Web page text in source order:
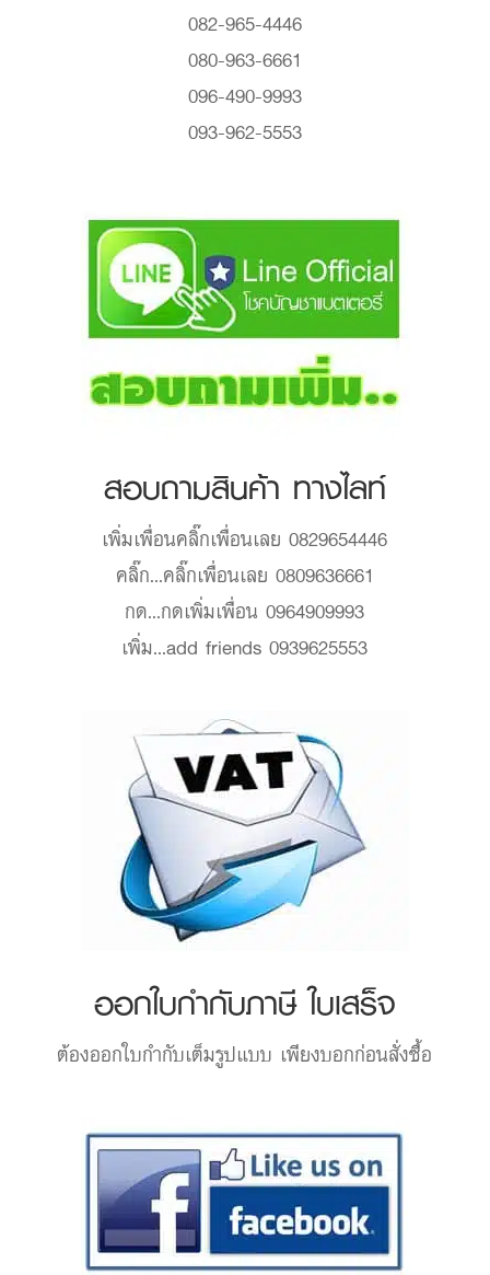
082-965-4446
080-963-6661
096-490-9993
093-962-5553
สอบถามสินค้า ทางไลท์
เพิ่มเพื่อนคลิ๊กเพื่อนเลย 0829654446
คลิ๊ก...คลิ๊กเพื่อนเลย 0809636661
กด...กดเพิ่มเพื่อน 0964909993
เพิ่ม...add friends 0939625553
ออกใบกำกับภาษี ใบเสร็จ
ต้องออกใบกำกับเต็มรูปแบบ เพียงบอกก่อนสั่งซื้อ